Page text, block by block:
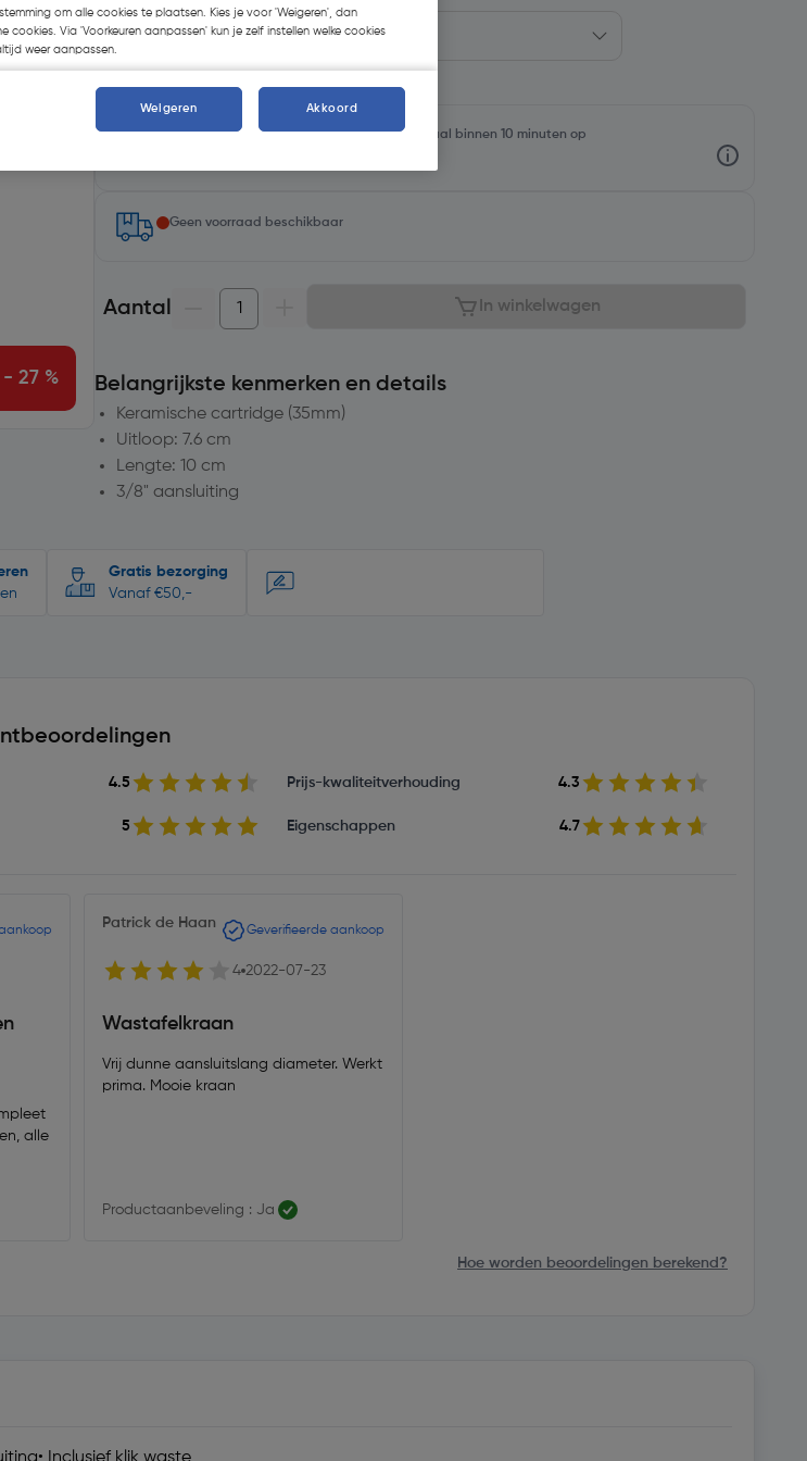
- 27 %
Selecteer winkel - Bekijk voorraadniveaus en haal binnen 10 minuten op
Geen voorraad beschikbaar
Aantal In winkelwagen
Belangrijkste kenmerken en details
Keramische cartridge (35mm)
Uitloop: 7.6 cm
Lengte: 10 cm
3/8" aansluiting
Gratis bezorging
Vanaf €50,-
4.5 Prijs-kwaliteitverhouding 4.3
5 Eigenschappen 4.7
alle
Patrick de Haan Geverifieerde aankoop
4 2022-07-23
Wastafelkraan
Vrij dunne aansluitslang diameter. Werkt
prima. Mooie kraan
Productaanbeveling : Ja
Hoe worden beoordelingen berekend?
Inclusief klik waste
om alle cookies te plaatsen. Kies je voor 'Weigeren', dan
Via 'Voorkeuren aanpassen' kun je zelf instellen welke cookies
weer aanpassen.
Weigeren Akkoord